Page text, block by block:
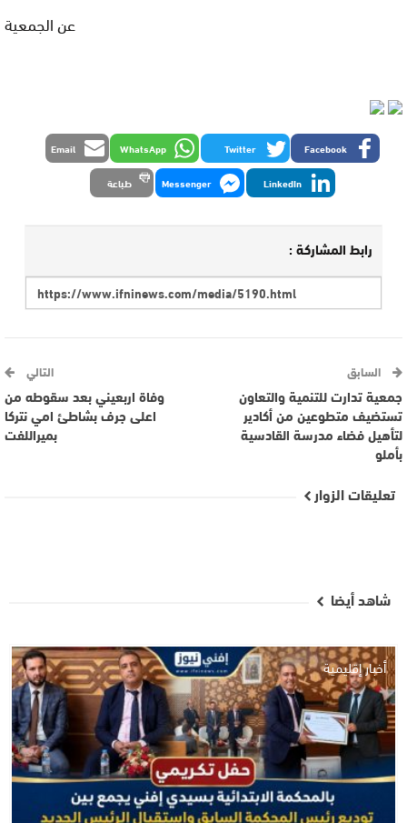
عن الجمعية
Facebook
Twitter
WhatsApp
Email
LinkedIn
Messenger طباعة
رابط المشاركة :
السابق
جمعية تدارت للتنمية والتعاون
تستضيف متطوعين من أكادير
لتأهيل فضاء مدرسة القادسية
بأملو
التالي
وفاة اربعيني بعد سقوطه من
اعلى جرف بشاطئ امي نتركا
بميراللفت
تعليقات الزوار
شاهد أيضا
أخبار إقليمية